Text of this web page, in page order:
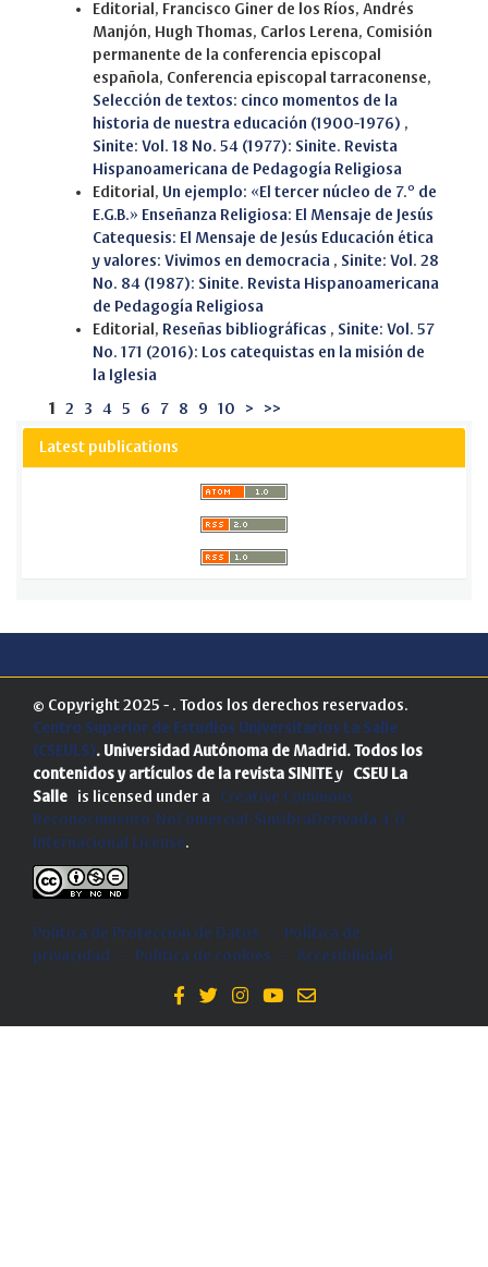
Editorial, Francisco Giner de los Ríos, Andrés
Manjón, Hugh Thomas, Carlos Lerena, Comisión
permanente de la conferencia episcopal
española, Conferencia episcopal tarraconense,
Selección de textos: cinco momentos de la
historia de nuestra educación (1900-1976) ,
Sinite: Vol. 18 No. 54 (1977): Sinite. Revista
Hispanoamericana de Pedagogía Religiosa
Editorial, Un ejemplo: «El tercer núcleo de 7.º de
E.G.B.» Enseñanza Religiosa: El Mensaje de Jesús
Catequesis: El Mensaje de Jesús Educación ética
y valores: Vivimos en democracia , Sinite: Vol. 28
No. 84 (1987): Sinite. Revista Hispanoamericana
de Pedagogía Religiosa
Editorial, Reseñas bibliográficas , Sinite: Vol. 57
No. 171 (2016): Los catequistas en la misión de
la Iglesia
1 2 3 4 5 6 7 8 9 10 > >>
Latest publications
© Copyright 2025 - . Todos los derechos reservados.
Centro Superior de Estudios Universitarios La Salle
(CSEULS). Universidad Autónoma de Madrid. Todos los
contenidos y artículos de la revista SINITEy CSEU La
Salle is licensed under a Creative Commons
Reconocimiento-NoComercial-SinObraDerivada 4.0
Internacional License.
Política de Protección de Datos -
Politica de
privacidad
- Política de cookies - Accesibilidad